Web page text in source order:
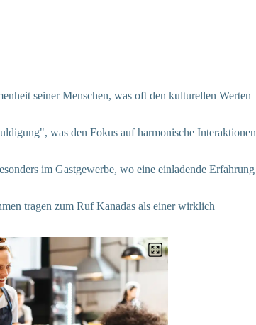
seiner Menschen, was oft den kulturellen Werten
was den Fokus auf harmonische Interaktionen
im Gastgewerbe, wo eine einladende Erfahrung
tragen zum Ruf Kanadas als einer wirklich